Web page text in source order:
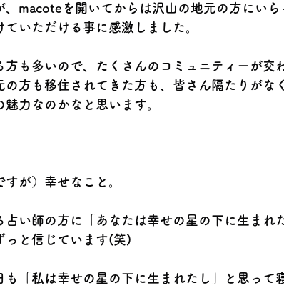
、macoteを開いてからは沢山の地元の方にいら
ていただける事に感激しました。
方も多いので、たくさんのコミュニティーが交
の方も移住されてきた方も、皆さん隔たりがな
力なのかなと思います。
すが）幸せなこと。
占い師の方に「あなたは幸せの星の下に生まれ
っと信じています(笑)
も「私は幸せの星の下に生まれたし」と思って